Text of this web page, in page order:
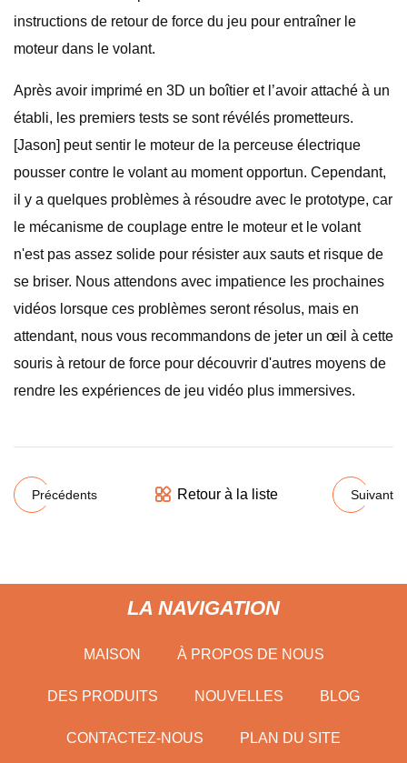
instructions de retour de force du jeu pour entraîner le
moteur dans le volant.
Après avoir imprimé en 3D un boîtier et l’avoir attaché à un
établi, les premiers tests se sont révélés prometteurs.
[Jason] peut sentir le moteur de la perceuse électrique
pousser contre le volant au moment opportun. Cependant,
il y a quelques problèmes à résoudre avec le prototype, car
le mécanisme de couplage entre le moteur et le volant
n'est pas assez solide pour résister aux sauts et risque de
se briser. Nous attendons avec impatience les prochaines
vidéos lorsque ces problèmes seront résolus, mais en
attendant, nous vous recommandons de jeter un œil à cette
souris à retour de force pour découvrir d'autres moyens de
rendre les expériences de jeu vidéo plus immersives.
Précédents Retour à la liste Suivant
LA NAVIGATION
MAISON À PROPOS DE NOUS
DES PRODUITS NOUVELLES BLOG
CONTACTEZ-NOUS PLAN DU SITE